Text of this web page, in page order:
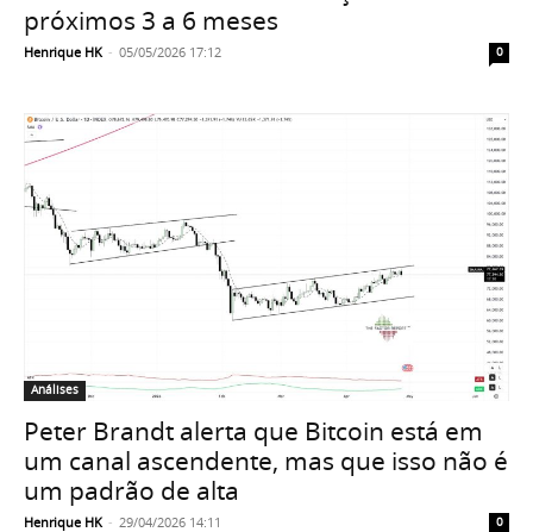
próximos 3 a 6 meses
Henrique HK - 05/05/2026 17:12 0
Análises
Peter Brandt alerta que Bitcoin está em
um canal ascendente, mas que isso não é
um padrão de alta
Henrique HK - 29/04/2026 14:11 0